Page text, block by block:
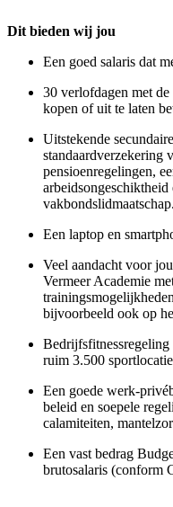
Dit bieden wij jou
Een goed salaris dat
30 verlofdagen met
kopen of uit te laten
Uitstekende
standaardverzekering
pensioenregelingen,
vakbondslidmaatschap.
Een laptop en
Veel aandacht voor
Vermeer Academie
bijvoorbeeld ook op
Bedrijfsfitnessregeling
ruim 3.500
Een goede werk-
beleid en soepele
calamiteiten,
Een vast bedrag
brutosalaris